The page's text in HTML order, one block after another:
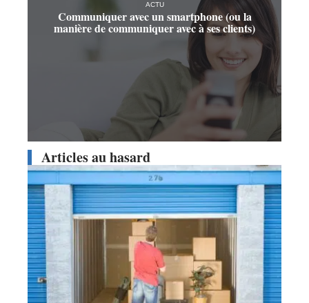
ACTU
Communiquer avec un smartphone (ou la
manière de communiquer avec à ses clients)
Articles au hasard